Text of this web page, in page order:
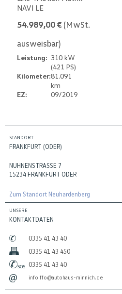
NAVI LE
54.989,00 € (MwSt.
ausweisbar)
Leistung: 310 kW
(421 PS)
Kilometer:81.091
km
EZ:
09/2019
STANDORT
FRANKFURT (ODER)
NUHNENSTRASSE 7
15234 FRANKFURT ODER
Zum Standort Neuhardenberg
UNSERE
KONTAKTDATEN
0335 41 43 40
0335 41 43 450
0335 41 43 40
info.ffo@autohaus-minnich.de